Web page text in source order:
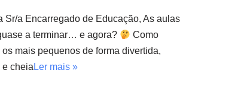
Sr/a Encarregado de Educação, As aulas
a terminar… e agora?
Como
os mais pequenos de forma divertida,
e cheia Ler mais »